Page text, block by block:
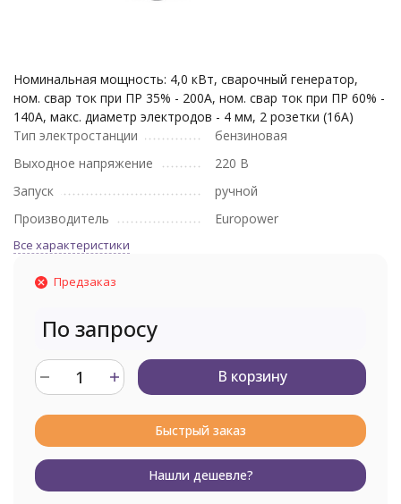
Номинальная мощность: 4,0 кВт, сварочный генератор,
ном. свар ток при ПР 35% - 200А, ном. свар ток при ПР 60% -
140А, макс. диаметр электродов - 4 мм, 2 розетки (16А)
Тип электростанции
бензиновая
Выходное напряжение
220 В
Запуск
ручной
Производитель
Europower
Все характеристики
Предзаказ
По запросу
В корзину
Быстрый заказ
Нашли дешевле?